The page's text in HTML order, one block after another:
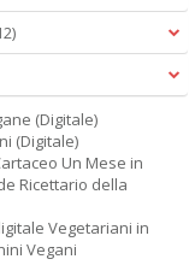
(Digitale)
(Digitale)
Un Mese in
Ricettario della
Vegetariani in
Vegani